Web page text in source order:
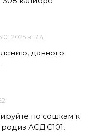
в 17:41
данного
по сошкам к
АСД С101,